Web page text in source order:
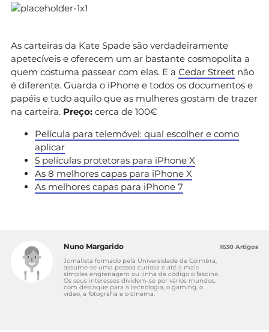
As carteiras da Kate Spade são verdadeiramente
apetecíveis e oferecem um ar bastante cosmopolita a
quem costuma passear com elas. E a Cedar Street não
é diferente. Guarda o iPhone e todos os documentos e
papéis e tudo aquilo que as mulheres gostam de trazer
na carteira. Preço: cerca de 100€
Película para telemóvel: qual escolher e como
aplicar
5 películas protetoras para iPhone X
As 8 melhores capas para iPhone X
As melhores capas para iPhone 7
Nuno Margarido
Jornalista formado pela Universidade de Coimbra,
assume-se uma pessoa curiosa e até a mais
simples engrenagem ou linha de código o fascina.
Os seus interesses dividem-se por vários mundos,
com destaque para a tecnologia, o gaming, o
vídeo, a fotografia e o cinema.
1630 Artigos